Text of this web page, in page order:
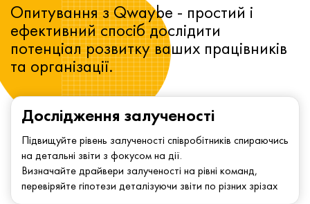
Дослідження залученості
Підвищуйте рівень залученості співробітників спираючись
на детальні звіти з фокусом на дії.
Визначайте драйвери залученості на рівні команд,
перевіряйте гіпотези деталізуючи звіти по різних зрізах
Опитування з Qwaybe - простий і
ефективний спосіб дослідити
потенціал розвитку ваших працівників
та організації.